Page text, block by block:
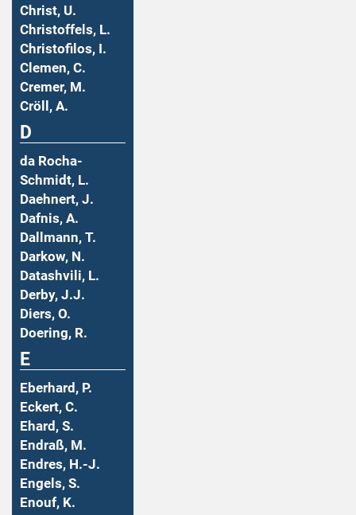
Christ, U.
Christoffels, L.
Christofilos, I.
Clemen, C.
Cremer, M.
Cröll, A.
D
da Rocha-
Schmidt, L.
Daehnert, J.
Dafnis, A.
Dallmann, T.
Darkow, N.
Datashvili, L.
Derby, J.J.
Diers, O.
Doering, R.
E
Eberhard, P.
Eckert, C.
Ehard, S.
Endraß, M.
Endres, H.-J.
Engels, S.
Enouf, K.